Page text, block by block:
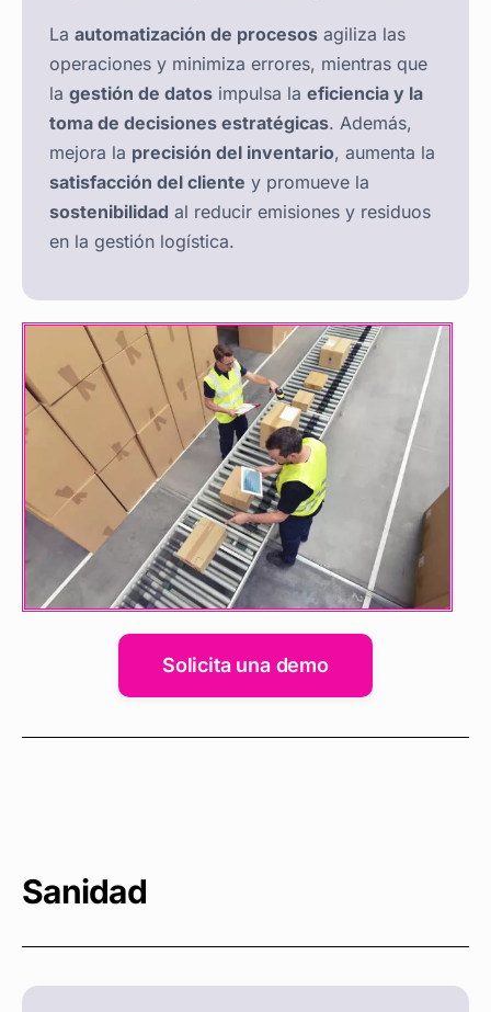
La automatización de procesos agiliza las
operaciones y minimiza errores, mientras que
la gestión de datos impulsa la eficiencia y la
toma de decisiones estratégicas. Además,
mejora la precisión del inventario, aumenta la
satisfacción del cliente y promueve la
sostenibilidad al reducir emisiones y residuos
en la gestión logística.
Solicita una demo
Sanidad